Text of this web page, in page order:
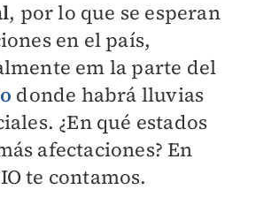
, por lo que se esperan
en el país,
em la parte del
donde habrá lluvias
¿En qué estados
afectaciones? En
te contamos.